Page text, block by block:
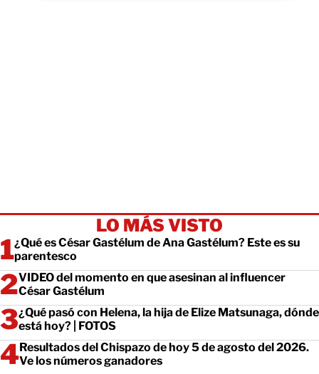
LO MÁS VISTO
¿Qué es César Gastélum de Ana Gastélum? Este es su
parentesco
VIDEO del momento en que asesinan al influencer
César Gastélum
¿Qué pasó con Helena, la hija de Elize Matsunaga, dónde
está hoy? | FOTOS
Resultados del Chispazo de hoy 5 de agosto del 2026.
Ve los números ganadores